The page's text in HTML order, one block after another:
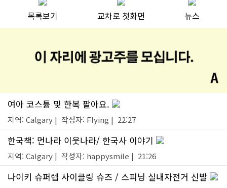
목록보기 교차로 첫화면 뉴스
여아 코스튬 및 한복 팔아요.
지역: Calgary | 작성자: Flying | 22:27
한국책: 먼나라 이웃나라/ 한국사 이야기
지역: Calgary | 작성자: happysmile | 21:26
나이키 슈퍼렙 사이클링 슈즈 / 스피닝 실내자전거 신발